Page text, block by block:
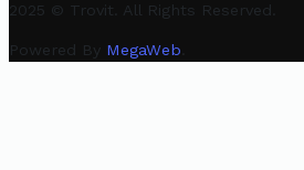
2025 © Trovit. All Rights Reserved.
Powered By MegaWeb